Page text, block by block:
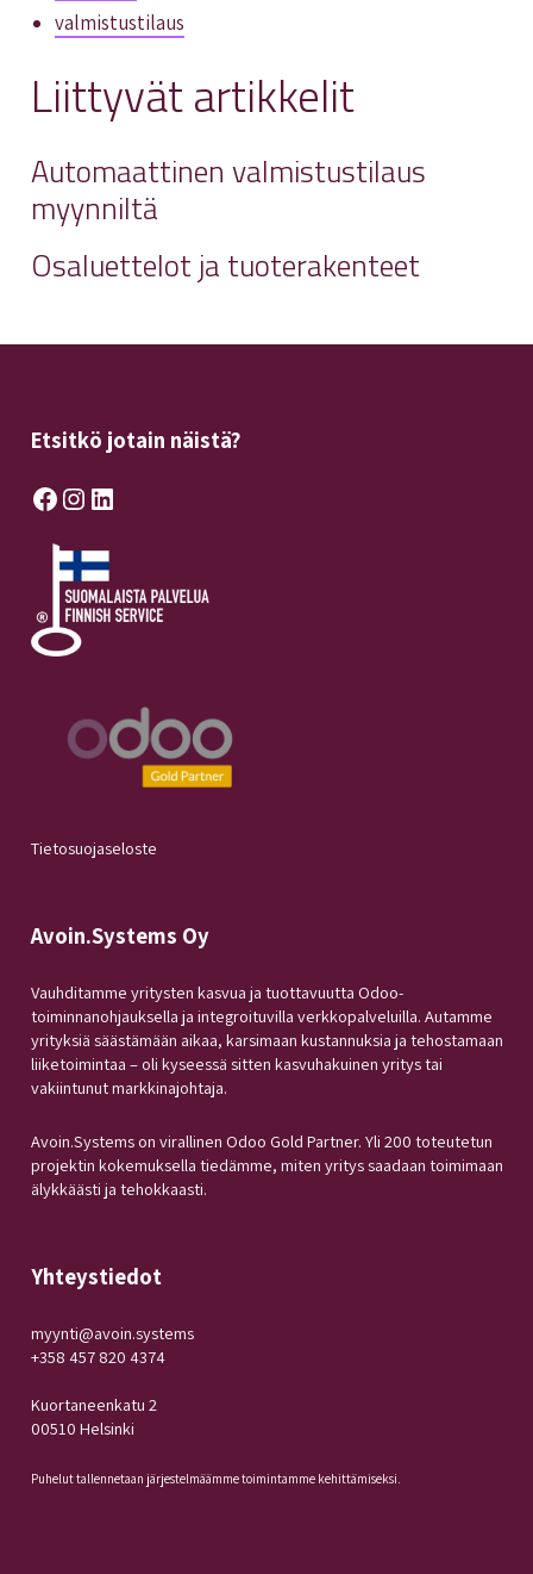
valmistustilaus
Liittyvät artikkelit
Automaattinen valmistustilaus
myynniltä
Osaluettelot ja tuoterakenteet
Etsitkö jotain näistä?
Facebook Instagram LinkedIn
Tietosuojaseloste
Avoin.Systems Oy
Vauhditamme yritysten kasvua ja tuottavuutta Odoo-
toiminnanohjauksella ja integroituvilla verkkopalveluilla. Autamme
yrityksiä säästämään aikaa, karsimaan kustannuksia ja tehostamaan
liiketoimintaa – oli kyseessä sitten kasvuhakuinen yritys tai
vakiintunut markkinajohtaja.
Avoin.Systems on virallinen Odoo Gold Partner. Yli 200 toteutetun
projektin kokemuksella tiedämme, miten yritys saadaan toimimaan
älykkäästi ja tehokkaasti.
Yhteystiedot
myynti@avoin.systems
+358 457 820 4374
Kuortaneenkatu 2
00510 Helsinki
Puhelut tallennetaan järjestelmäämme toimintamme kehittämiseksi.